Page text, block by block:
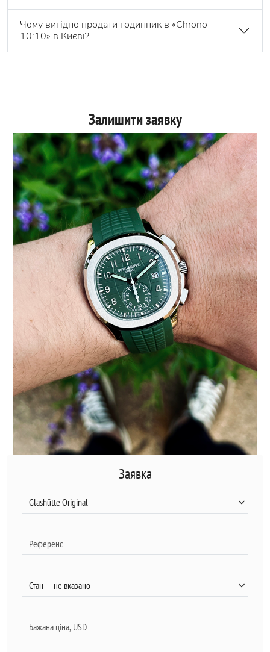
Чому вигідно продати годинник в «Chrono
10:10» в Києві?
Залишити заявку
Заявка